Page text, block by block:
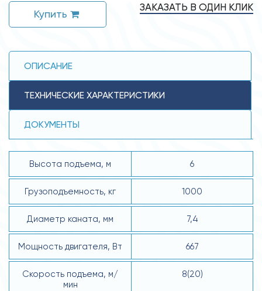
Купить
ЗАКАЗАТЬ В ОДИН КЛИК
ОПИСАНИЕ
ТЕХНИЧЕСКИЕ ХАРАКТЕРИСТИКИ
ДОКУМЕНТЫ
Высота подъема, м 6
Грузоподъемность, кг 1000
Диаметр каната, мм 7,4
Мощность двигателя, Вт 667
Скорость подъема, м/
мин
8(20)